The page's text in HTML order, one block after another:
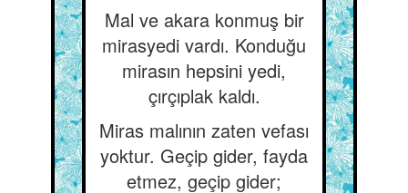
Mal ve akara konmuş bir
mirasyedi vardı. Konduğu
mirasın hepsini yedi,
çırçıplak kaldı.
Miras malının zaten vefası
yoktur. Geçip gider, fayda
etmez, geçip gider;